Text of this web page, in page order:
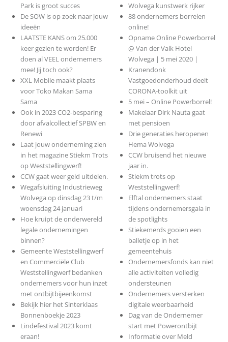
Park is groot succes
De SOW is op zoek naar jouw
ideeën
LAATSTE KANS om 25.000
keer gezien te worden! Er
doen al VEEL ondernemers
mee! Jij toch ook?
XXL Mobile maakt plaats
voor Toko Makan Sama
Sama
Ook in 2023 CO2-besparing
door afvalcollectief SPBW en
Renewi
Laat jouw onderneming zien
in het magazine Stiekm Trots
op Weststellingwerf!
CCW gaat weer geld uitdelen.
Wegafsluiting Industrieweg
Wolvega op dinsdag 23 t/m
woensdag 24 januari
Hoe kruipt de onderwereld
legale ondernemingen
binnen?
Gemeente Weststellingwerf
en Commerciële Club
Weststellingwerf bedanken
ondernemers voor hun inzet
met ontbijtbijeenkomst
Bekijk hier het Sinterklaas
Bonnenboekje 2023
Lindefestival 2023 komt
eraan!
Wolvega kunstwerk rijker
88 ondernemers borrelen
online!
Opname Online Powerborrel
@ Van der Valk Hotel
Wolvega | 5 mei 2020 |
Kranendonk
Vastgoedonderhoud deelt
CORONA-toolkit uit
5 mei – Online Powerborrel!
Makelaar Dirk Nauta gaat
met pensioen
Drie generaties heropenen
Hema Wolvega
CCW bruisend het nieuwe
jaar in.
Stiekm trots op
Weststellingwerf!
Elftal ondernemers staat
tijdens ondernemersgala in
de spotlights
Stiekemerds gooien een
balletje op in het
gemeentehuis
Ondernemersfonds kan niet
alle activiteiten volledig
ondersteunen
Ondernemers versterken
digitale weerbaarheid
Dag van de Ondernemer
start met Powerontbijt
Informatie over Meld